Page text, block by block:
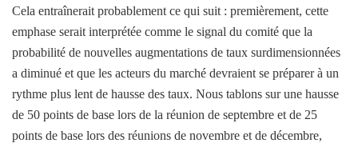
Cela entraînerait probablement ce qui suit : premièrement, cette
emphase serait interprétée comme le signal du comité que la
probabilité de nouvelles augmentations de taux surdimensionnées
a diminué et que les acteurs du marché devraient se préparer à un
rythme plus lent de hausse des taux. Nous tablons sur une hausse
de 50 points de base lors de la réunion de septembre et de 25
points de base lors des réunions de novembre et de décembre,